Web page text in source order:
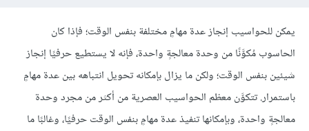
يمكن للحواسيب إنجاز عدة مهامٍ مختلفة بنفس الوقت؛ فإذا كان
الحاسوب مُكوَّنًا من وحدة معالجةٍ واحدة، فإنه لا يستطيع حرفيًا إنجاز
شيئين بنفس الوقت؛ ولكن ما يزال بإمكانه تحويل انتباهه بين عدة مهامٍ
باستمرار. تتكوَّن معظم الحواسيب العصرية من أكثر من مجرد وحدة
معالجةٍ واحدة، وبإمكانها تنفيذ عدة مهامٍ بنفس الوقت حرفيًا، وغالبًا ما